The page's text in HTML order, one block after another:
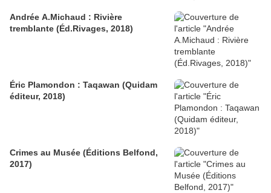
Andrée A.Michaud : Rivière
tremblante (Éd.Rivages, 2018)
Éric Plamondon : Taqawan (Quidam
éditeur, 2018)
Crimes au Musée (Éditions Belfond,
2017)